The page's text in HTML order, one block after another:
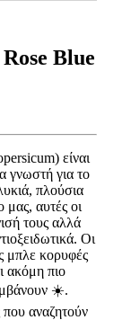
Blue
είναι
γνωστή για το
πλούσια
μας, αυτές οι
τους αλλά
Οι
μπλε κορυφές
ακόμη πιο
☀️.
που αναζητούν